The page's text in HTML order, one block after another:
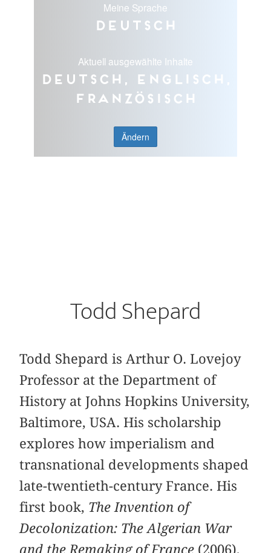
Meine Sprache
Deutsch
Aktuell ausgewählte Inhalte
Deutsch, Englisch,
Französisch
Ändern
Todd Shepard
Todd Shepard is Arthur O. Lovejoy
Professor at the Department of
History at Johns Hopkins University,
Baltimore, USA. His scholarship
explores how imperialism and
transnational developments shaped
late-twentieth-century France. His
first book, The Invention of
Decolonization: The Algerian War
and the Remaking of France (2006),